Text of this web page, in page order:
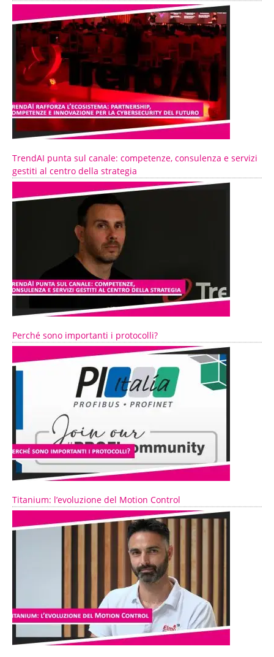
TrendAI punta sul canale: competenze, consulenza e servizi
gestiti al centro della strategia
Perché sono importanti i protocolli?
Titanium: l’evoluzione del Motion Control